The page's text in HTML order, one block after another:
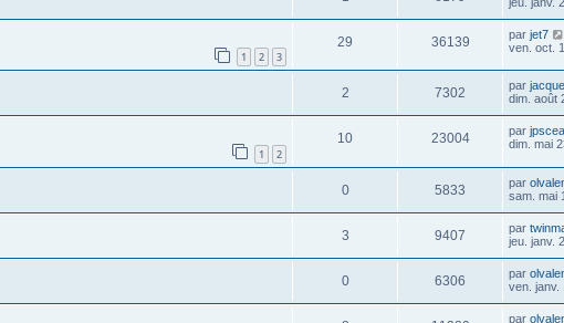
1 2 3
29 36139 par jet7
ven. oct.
2 7302 par
dim. août
1 2
10 23004 par
dim. mai
0 5833 par
sam. mai
3 9407 par
jeu. janv.
0 6306 par
ven. janv.
par